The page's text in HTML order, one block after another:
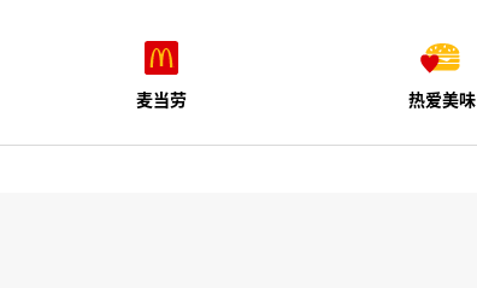
麦当劳 热爱美味